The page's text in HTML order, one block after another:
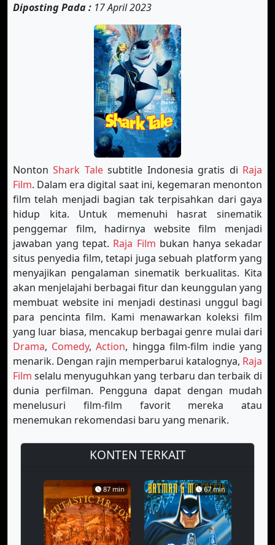
Diposting Pada : 17 April 2023
NontonShark Talesubtitle Indonesia gratis di Raja
Film. Dalam era digital saat ini, kegemaran menonton
film telah menjadi bagian tak terpisahkan dari gaya
hidup kita. Untuk memenuhi hasrat sinematik
penggemar film, hadirnya website film menjadi
jawaban yang tepat. Raja Film bukan hanya sekadar
situs penyedia film, tetapi juga sebuah platform yang
menyajikan pengalaman sinematik berkualitas. Kita
akan menjelajahi berbagai fitur dan keunggulan yang
membuat website ini menjadi destinasi unggul bagi
para pencinta film. Kami menawarkan koleksi film
yang luar biasa, mencakup berbagai genre mulai dari
Drama, Comedy,Action, hingga film-film indie yang
menarik. Dengan rajin memperbarui katalognya, Raja
Film selalu menyuguhkan yang terbaru dan terbaik di
dunia perfilman. Pengguna dapat dengan mudah
menelusuri film-film favorit mereka atau
menemukan rekomendasi baru yang menarik.
KONTEN TERKAIT
87 min 67 min